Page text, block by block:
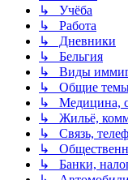
↳ Учёба
↳ Работа
↳ Дневники
↳ Бельгия
↳ Виды
↳ Общие
↳ Медицина,
↳ Жильё,
↳ Связь,
↳
↳ Банки,